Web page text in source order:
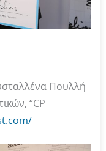
Πουλλή
“CP